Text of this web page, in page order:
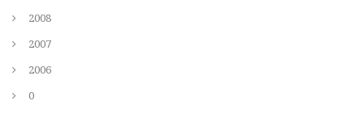
2008
2007
2006
0